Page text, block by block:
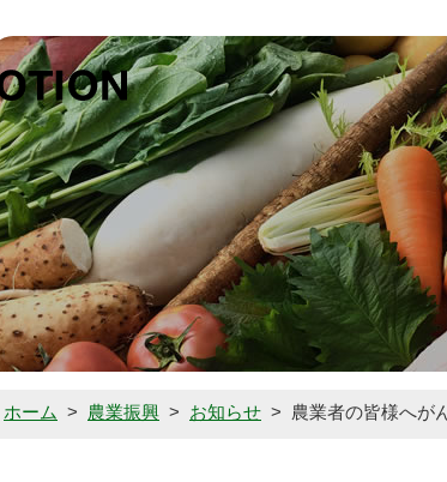
鉾田の誇り（鉾田市の農業）
農業者の方はこちら
ホーム > 農業振興 > お知らせ > 農業者の皆様へが